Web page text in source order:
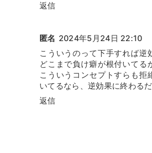
返信
匿名 2024年5月24日 22:10
こういうのって下手すれば逆
どこまで負け癖が根付いてる
こういうコンセプトすらも拒
いてるなら、逆効果に終わる
返信